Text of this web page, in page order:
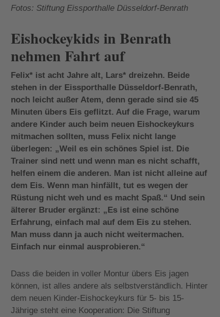
Fotos: Stiftung Eissporthalle Düsseldorf-Benrath
Eishockeykids in Benrath
nehmen Fahrt auf
Felix* ist acht Jahre alt, Lars* dreizehn. Beide
stehen in der Eissporthalle Düsseldorf-Benrath,
noch leicht außer Atem, denn gerade sind sie 45
Minuten übers Eis geflitzt. Auf die Frage, warum
andere Kinder auch beim neuen Eishockeykurs
mitmachen sollten, muss Felix nicht lange
überlegen: „Weil es ein schönes Spiel ist. Die
Trainer sind nett und wenn man es nicht schafft,
helfen einem die anderen. Man ist nicht alleine auf
dem Eis. Wenn man hinfällt, tut es wegen der
Rüstung nicht weh und es macht Spaß.“ Und sein
älterer Bruder ergänzt: „Es ist eine schöne
Erfahrung, einfach mal auf dem Eis zu stehen.
Man muss dann ja auch nicht weitermachen.
Einfach nur einmal ausprobieren.“
Dass die beiden in voller Montur übers Eis jagen
können, ist alles andere als selbstverständlich. Hinter
dem neuen Kinder-Eishockeykurs für 5- bis 15-
Jährige steht eine Kooperation: Die Stiftung